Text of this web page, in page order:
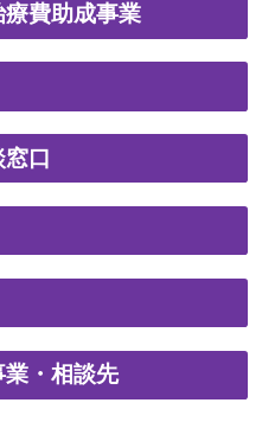
費助成事業
口
・相談先